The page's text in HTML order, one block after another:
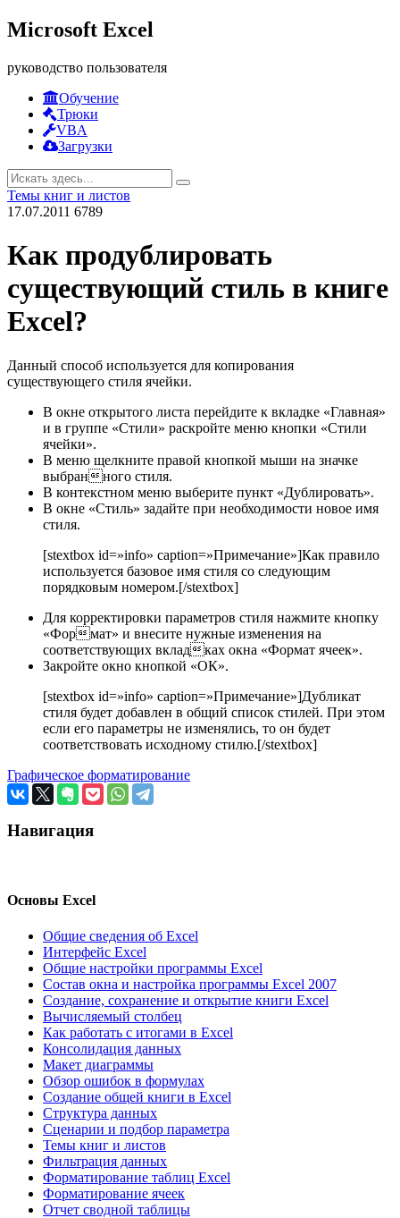
Microsoft Excel
руководство пользователя
Обучение
Трюки
VBA
Загрузки
Темы книг и листов
17.07.2011 6789
Как продублировать
существующий стиль в книге
Excel?
Данный способ используется для копирования
существующего стиля ячейки.
В окне открытого листа перейдите к вкладке «Главная»
и в группе «Стили» раскройте меню кнопки «Стили
ячейки».
В меню щелкните правой кнопкой мыши на значке
выбранного стиля.
В контекстном меню выберите пункт «Дублировать».
В окне «Стиль» задайте при необходимости новое имя
стиля.
[stextbox id=»info» caption=»Примечание»]Как правило
используется базовое имя стиля со следующим
порядковым номером.[/stextbox]
Для корректировки параметров стиля нажмите кнопку
«Формат» и внесите нужные изменения на
соответствующих вкладках окна «Формат ячеек».
Закройте окно кнопкой «ОК».
[stextbox id=»info» caption=»Примечание»]Дубликат
стиля будет добавлен в общий список стилей. При этом
если его параметры не изменялись, то он будет
соответствовать исходному стилю.[/stextbox]
Графическое форматирование
Навигация
Основы Excel
Общие сведения об Excel
Интерфейс Excel
Общие настройки программы Excel
Состав окна и настройка программы Excel 2007
Создание, сохранение и открытие книги Excel
Вычисляемый столбец
Как работать с итогами в Excel
Консолидация данных
Макет диаграммы
Обзор ошибок в формулах
Создание общей книги в Excel
Структура данных
Сценарии и подбор параметра
Темы книг и листов
Фильтрация данных
Форматирование таблиц Excel
Форматирование ячеек
Отчет сводной таблицы